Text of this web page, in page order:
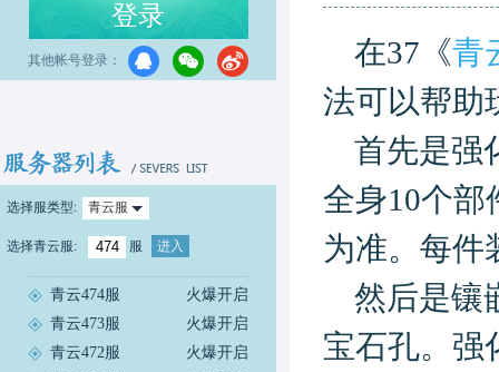
登录
其他帐号登录：
选择服类型: 青云服
选择青云服: 服 进入
火爆开启
青云474服
火爆开启
青云473服
火爆开启
青云472服
在37《青
法可以帮助
首先是强
全身10个部
为准。每件
然后是镶
宝石孔。强